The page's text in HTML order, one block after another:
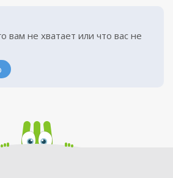
вам не хватает или что вас не